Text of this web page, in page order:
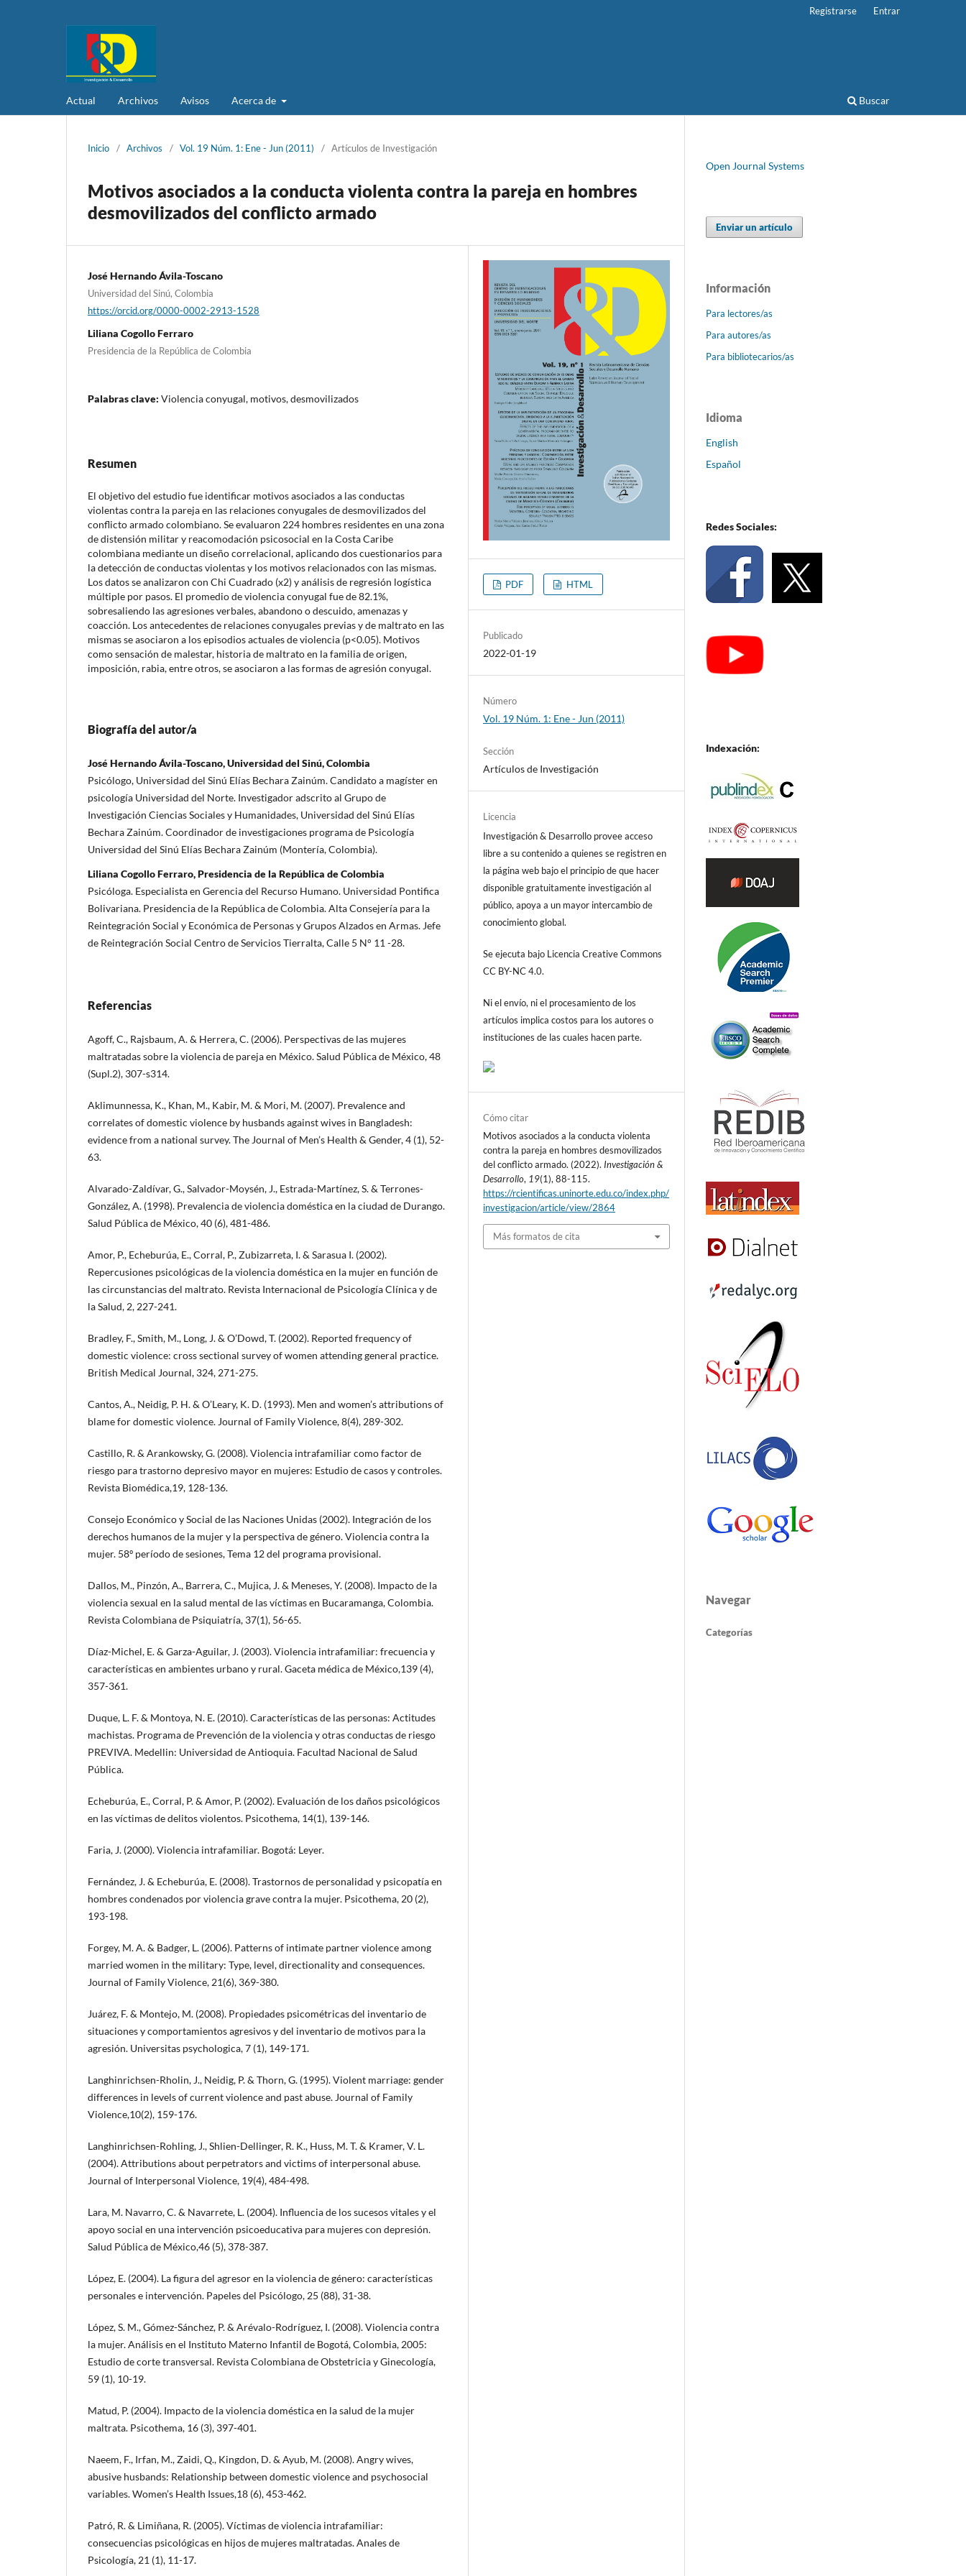
Actual Archivos Avisos Acerca de Buscar
Registrarse Entrar
Inicio / Archivos / Vol. 19 Núm. 1: Ene - Jun (2011) / Artículos de Investigación
Motivos asociados a la conducta violenta contra la pareja en hombres
desmovilizados del conflicto armado
José Hernando Ávila-Toscano
Universidad del Sinú, Colombia
https://orcid.org/0000-0002-2913-1528
Liliana Cogollo Ferraro
Presidencia de la República de Colombia
Palabras clave: Violencia conyugal, motivos, desmovilizados
Resumen
El objetivo del estudio fue identificar motivos asociados a las conductas
violentas contra la pareja en las relaciones conyugales de desmovilizados del
conflicto armado colombiano. Se evaluaron 224 hombres residentes en una zona
de distensión militar y reacomodación psicosocial en la Costa Caribe
colombiana mediante un diseño correlacional, aplicando dos cuestionarios para
la detección de conductas violentas y los motivos relacionados con las mismas.
Los datos se analizaron con Chi Cuadrado (x2) y análisis de regresión logística
múltiple por pasos. El promedio de violencia conyugal fue de 82.1%,
sobresaliendo las agresiones verbales, abandono o descuido, amenazas y
coacción. Los antecedentes de relaciones conyugales previas y de maltrato en las
mismas se asociaron a los episodios actuales de violencia (p<0.05). Motivos
como sensación de malestar, historia de maltrato en la familia de origen,
imposición, rabia, entre otros, se asociaron a las formas de agresión conyugal.
Biografía del autor/a
José Hernando Ávila-Toscano, Universidad del Sinú, Colombia
Psicólogo, Universidad del Sinú Elías Bechara Zainúm. Candidato a magíster en
psicología Universidad del Norte. Investigador adscrito al Grupo de
Investigación Ciencias Sociales y Humanidades, Universidad del Sinú Elías
Bechara Zainúm. Coordinador de investigaciones programa de Psicología
Universidad del Sinú Elías Bechara Zainúm (Montería, Colombia).
Liliana Cogollo Ferraro, Presidencia de la República de Colombia
Psicóloga. Especialista en Gerencia del Recurso Humano. Universidad Pontifica
Bolivariana. Presidencia de la República de Colombia. Alta Consejería para la
Reintegración Social y Económica de Personas y Grupos Alzados en Armas. Jefe
de Reintegración Social Centro de Servicios Tierralta, Calle 5 N° 11 -28.
Referencias
Agoff, C., Rajsbaum, A. & Herrera, C. (2006). Perspectivas de las mujeres
maltratadas sobre la violencia de pareja en México. Salud Pública de México, 48
(Supl.2), 307-s314.
Aklimunnessa, K., Khan, M., Kabir, M. & Mori, M. (2007). Prevalence and
correlates of domestic violence by husbands against wives in Bangladesh:
evidence from a national survey. The Journal of Men’s Health & Gender, 4 (1), 52-
63.
Alvarado-Zaldívar, G., Salvador-Moysén, J., Estrada-Martínez, S. & Terrones-
González, A. (1998). Prevalencia de violencia doméstica en la ciudad de Durango.
Salud Pública de México, 40 (6), 481-486.
Amor, P., Echeburúa, E., Corral, P., Zubizarreta, I. & Sarasua I. (2002).
Repercusiones psicológicas de la violencia doméstica en la mujer en función de
las circunstancias del maltrato. Revista Internacional de Psicología Clínica y de
la Salud, 2, 227-241.
Bradley, F., Smith, M., Long, J. & O’Dowd, T. (2002). Reported frequency of
domestic violence: cross sectional survey of women attending general practice.
British Medical Journal, 324, 271-275.
Cantos, A., Neidig, P. H. & O’Leary, K. D. (1993). Men and women’s attributions of
blame for domestic violence. Journal of Family Violence, 8(4), 289-302.
Castillo, R. & Arankowsky, G. (2008). Violencia intrafamiliar como factor de
riesgo para trastorno depresivo mayor en mujeres: Estudio de casos y controles.
Revista Biomédica,19, 128-136.
Consejo Económico y Social de las Naciones Unidas (2002). Integración de los
derechos humanos de la mujer y la perspectiva de género. Violencia contra la
mujer. 58º período de sesiones, Tema 12 del programa provisional.
Dallos, M., Pinzón, A., Barrera, C., Mujica, J. & Meneses, Y. (2008). Impacto de la
violencia sexual en la salud mental de las víctimas en Bucaramanga, Colombia.
Revista Colombiana de Psiquiatría, 37(1), 56-65.
Díaz-Michel, E. & Garza-Aguilar, J. (2003). Violencia intrafamiliar: frecuencia y
características en ambientes urbano y rural. Gaceta médica de México,139 (4),
357-361.
Duque, L. F. & Montoya, N. E. (2010). Características de las personas: Actitudes
machistas. Programa de Prevención de la violencia y otras conductas de riesgo
PREVIVA. Medellin: Universidad de Antioquia. Facultad Nacional de Salud
Pública.
Echeburúa, E., Corral, P. & Amor, P. (2002). Evaluación de los daños psicológicos
en las víctimas de delitos violentos. Psicothema, 14(1), 139-146.
Faria, J. (2000). Violencia intrafamiliar. Bogotá: Leyer.
Fernández, J. & Echeburúa, E. (2008). Trastornos de personalidad y psicopatía en
hombres condenados por violencia grave contra la mujer. Psicothema, 20 (2),
193-198.
Forgey, M. A. & Badger, L. (2006). Patterns of intimate partner violence among
married women in the military: Type, level, directionality and consequences.
Journal of Family Violence, 21(6), 369-380.
Juárez, F. & Montejo, M. (2008). Propiedades psicométricas del inventario de
situaciones y comportamientos agresivos y del inventario de motivos para la
agresión. Universitas psychologica, 7 (1), 149-171.
Langhinrichsen-Rholin, J., Neidig, P. & Thorn, G. (1995). Violent marriage: gender
differences in levels of current violence and past abuse. Journal of Family
Violence,10(2), 159-176.
Langhinrichsen-Rohling, J., Shlien-Dellinger, R. K., Huss, M. T. & Kramer, V. L.
(2004). Attributions about perpetrators and victims of interpersonal abuse.
Journal of Interpersonal Violence, 19(4), 484-498.
Lara, M. Navarro, C. & Navarrete, L. (2004). Influencia de los sucesos vitales y el
apoyo social en una intervención psicoeducativa para mujeres con depresión.
Salud Pública de México,46 (5), 378-387.
López, E. (2004). La figura del agresor en la violencia de género: características
personales e intervención. Papeles del Psicólogo, 25 (88), 31-38.
López, S. M., Gómez-Sánchez, P. & Arévalo-Rodríguez, I. (2008). Violencia contra
la mujer. Análisis en el Instituto Materno Infantil de Bogotá, Colombia, 2005:
Estudio de corte transversal. Revista Colombiana de Obstetricia y Ginecología,
59 (1), 10-19.
Matud, P. (2004). Impacto de la violencia doméstica en la salud de la mujer
maltrata. Psicothema, 16 (3), 397-401.
Naeem, F., Irfan, M., Zaidi, Q., Kingdon, D. & Ayub, M. (2008). Angry wives,
abusive husbands: Relationship between domestic violence and psychosocial
variables. Women’s Health Issues,18 (6), 453-462.
Patró, R. & Limiñana, R. (2005). Víctimas de violencia intrafamiliar:
consecuencias psicológicas en hijos de mujeres maltratadas. Anales de
Psicología, 21 (1), 11-17.
PDF HTML
Publicado
2022-01-19
Número
Vol. 19 Núm. 1: Ene - Jun (2011)
Sección
Artículos de Investigación
Licencia
Investigación & Desarrollo provee acceso
libre a su contenido a quienes se registren en
la página web bajo el principio de que hacer
disponible gratuitamente investigación al
público, apoya a un mayor intercambio de
conocimiento global.
Se ejecuta bajo Licencia Creative Commons
CC BY-NC 4.0.
Ni el envío, ni el procesamiento de los
artículos implica costos para los autores o
instituciones de las cuales hacen parte.
Cómo citar
Motivos asociados a la conducta violenta
contra la pareja en hombres desmovilizados
del conflicto armado. (2022). Investigación &
Desarrollo, 19(1), 88-115.
https://rcientificas.uninorte.edu.co/index.php/
investigacion/article/view/2864
Más formatos de cita
Open Journal Systems
Enviar un artículo
Información
Para lectores/as
Para autores/as
Para bibliotecarios/as
Idioma
English
Español
Redes Sociales:
Indexación:
Navegar
Categorías